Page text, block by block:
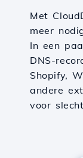
Met
meer
In een
DNS-
Shopify,
andere
voor